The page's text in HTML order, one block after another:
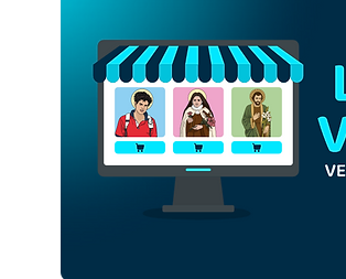
São Francisco de Assis
Ilustração Vetorial Colorida
Minimalista | Download